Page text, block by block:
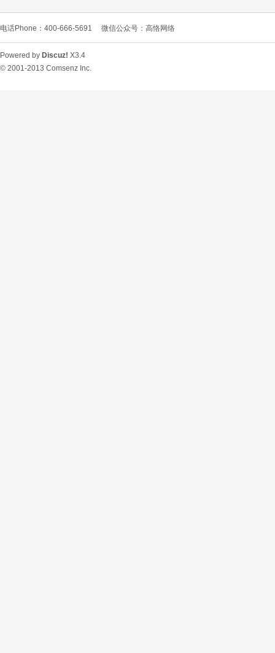
L
电话Phone：400-666-5691 微信公众号：高恪网络
Powered by Discuz! X3.4
© 2001-2013 Comsenz Inc.